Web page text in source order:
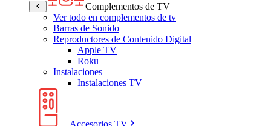
Complementos de TV
Ver todo en complementos de tv
Barras de Sonido
Reproductores de Contenido Digital
Apple TV
Roku
Instalaciones
Instalaciones TV
Accesorios TV